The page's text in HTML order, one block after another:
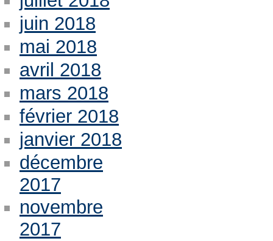
juin 2018
mai 2018
avril 2018
mars 2018
février 2018
janvier 2018
décembre
2017
novembre
2017